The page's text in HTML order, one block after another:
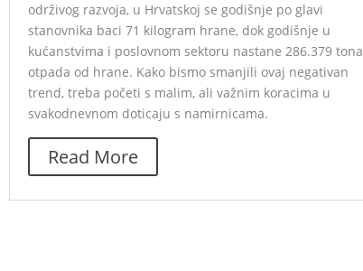
održivog razvoja, u Hrvatskoj se godišnje po glavi
stanovnika baci 71 kilogram hrane, dok godišnje u
kućanstvima i poslovnom sektoru nastane 286.379 tona
otpada od hrane. Kako bismo smanjili ovaj negativan
trend, treba početi s malim, ali važnim koracima u
svakodnevnom doticaju s namirnicama.
Read More